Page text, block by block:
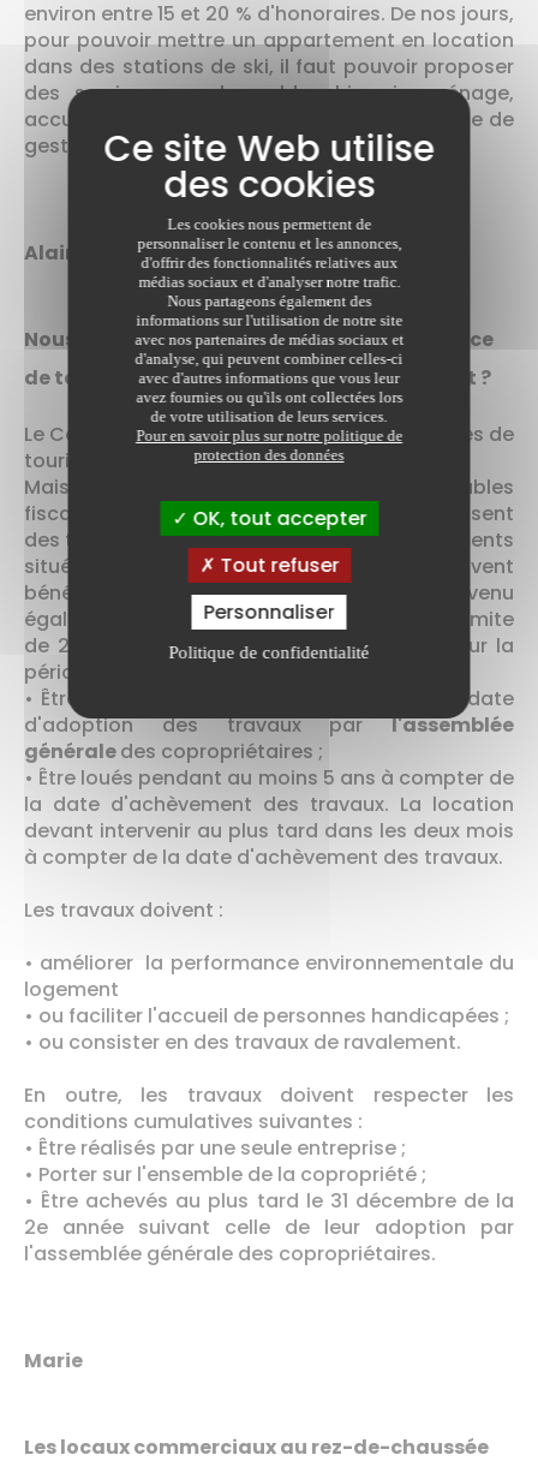
environ entre 15 et 20 % d'honoraires. De nos jours,
pour pouvoir mettre un appartement en location
dans des stations de ski, il faut pouvoir proposer
des services en plus : blanchisserie, ménage,
accueil à l'arrivée... Il s'agit donc d'un système de
gestion locative à la carte.
Alain
Nous avons aussi entendu parler de résidence
de tourisme, est-ce intéressant fiscalement ?
Le Censi-Bouvard, c'est fini pour les résidences de
tourisme.
Mais, depuis le 1er janvier 2017, les contribuables
fiscalement domiciliés en France, qui réalisent
des travaux de réhabilitation dans des logements
situés dans des résidences de tourisme, peuvent
bénéficier d'une réduction d'impôt sur le revenu
égale à 20 % des dépenses payées dans la limite
de 22 000 euros par logement réhabilité pour la
période 2017 et 2019. Les logements doivent :
• Être achevés depuis au moins 15 ans à la date
d'adoption des travaux parl'assemblée
généraledes copropriétaires ;
• Être loués pendant au moins 5 ans à compter de
la date d'achèvement des travaux. La location
devant intervenir au plus tard dans les deux mois
à compter de la date d'achèvement des travaux.
Les travaux doivent :
• améliorer la performance environnementale du
logement
• ou faciliter l'accueil de personnes handicapées ;
• ou consister en des travaux de ravalement.
En outre, les travaux doivent respecter les
conditions cumulatives suivantes :
• Être réalisés par une seule entreprise ;
• Porter sur l'ensemble de la copropriété ;
• Être achevés au plus tard le 31 décembre de la
2e année suivant celle de leur adoption par
l'assemblée générale des copropriétaires.
Marie
Les locaux commerciaux au rez-de-chaussée
Les cookies nous permettent de
personnaliser le contenu et les annonces,
d'offrir des fonctionnalités relatives aux
médias sociaux et d'analyser notre trafic.
Nous partageons également des
informations sur l'utilisation de notre site
avec nos partenaires de médias sociaux et
d'analyse, qui peuvent combiner celles-ci
avec d'autres informations que vous leur
avez fournies ou qu'ils ont collectées lors
de votre utilisation de leurs services.
Pour en savoir plus sur notre politique de
protection des données
OK, tout accepter
Tout refuser
Personnaliser
Politique de confidentialité